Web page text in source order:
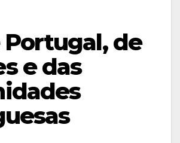
Portugal, de
e das